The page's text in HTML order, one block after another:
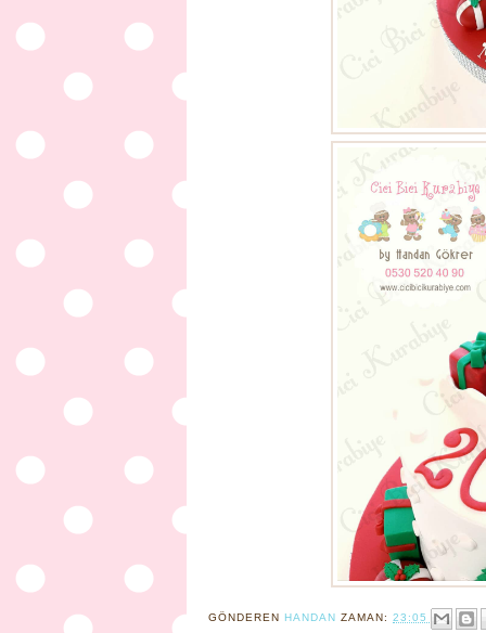
GÖNDEREN HANDAN ZAMAN: 23:05